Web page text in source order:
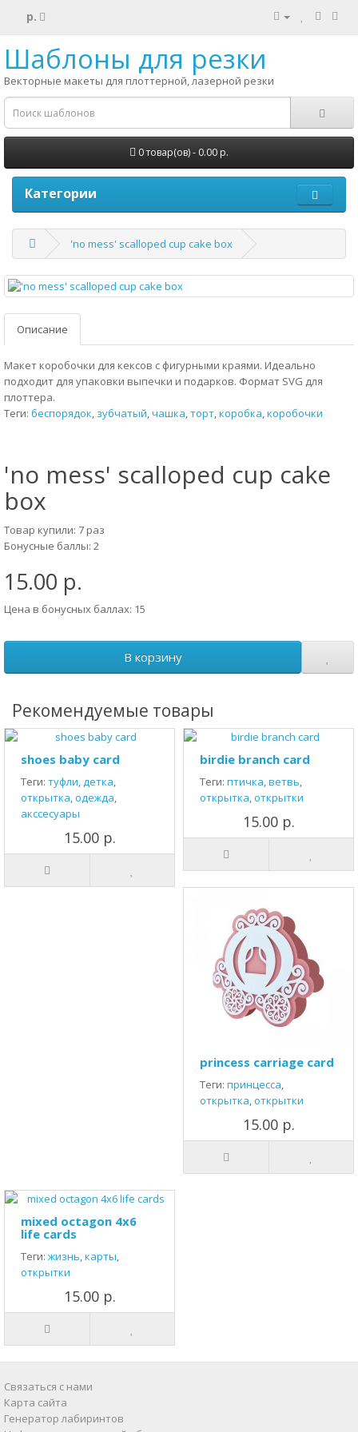
р.
Шаблоны для резки
Векторные макеты для плоттерной, лазерной резки
0 товар(ов) - 0.00 р.
Категории
'no mess' scalloped cup cake box
Описание
Макет коробочки для кексов с фигурными краями. Идеально
подходит для упаковки выпечки и подарков. Формат SVG для
плоттера.
Теги: беспорядок, зубчатый,чашка,торт,коробка,коробочки
'no mess' scalloped cup cake
box
Товар купили: 7 раз
Бонусные баллы: 2
15.00 р.
Цена в бонусных баллах: 15
В корзину
Рекомендуемые товары
shoes baby card
Теги: туфли,детка,
открытка,одежда,
акссесуары
15.00 р.
birdie branch card
Теги: птичка,ветвь,
открытка,открытки
15.00 р.
princess carriage card
Теги: принцесса,
открытка,открытки
15.00 р.
mixed octagon 4x6
life cards
Теги: жизнь,карты,
открытки
15.00 р.
Связаться с нами
Карта сайта
Генератор лабиринтов